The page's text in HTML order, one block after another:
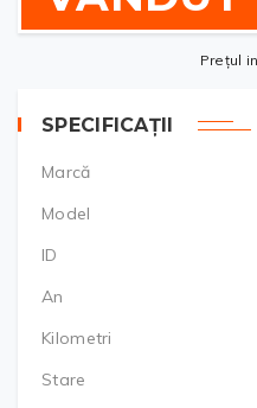
Prețul
SPECIFICAȚII
Marcă
Model
ID
An
Kilometri
Stare